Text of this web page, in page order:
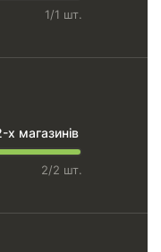
1/1 шт.
х магазинів
2/2 шт.